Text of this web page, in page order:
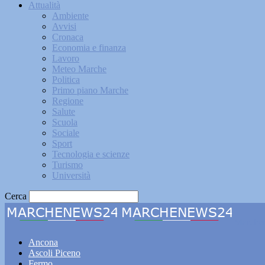
Attualità
Ambiente
Avvisi
Cronaca
Economia e finanza
Lavoro
Meteo Marche
Politica
Primo piano Marche
Regione
Salute
Scuola
Sociale
Sport
Tecnologia e scienze
Turismo
Università
Cerca
Ancona
Ascoli Piceno